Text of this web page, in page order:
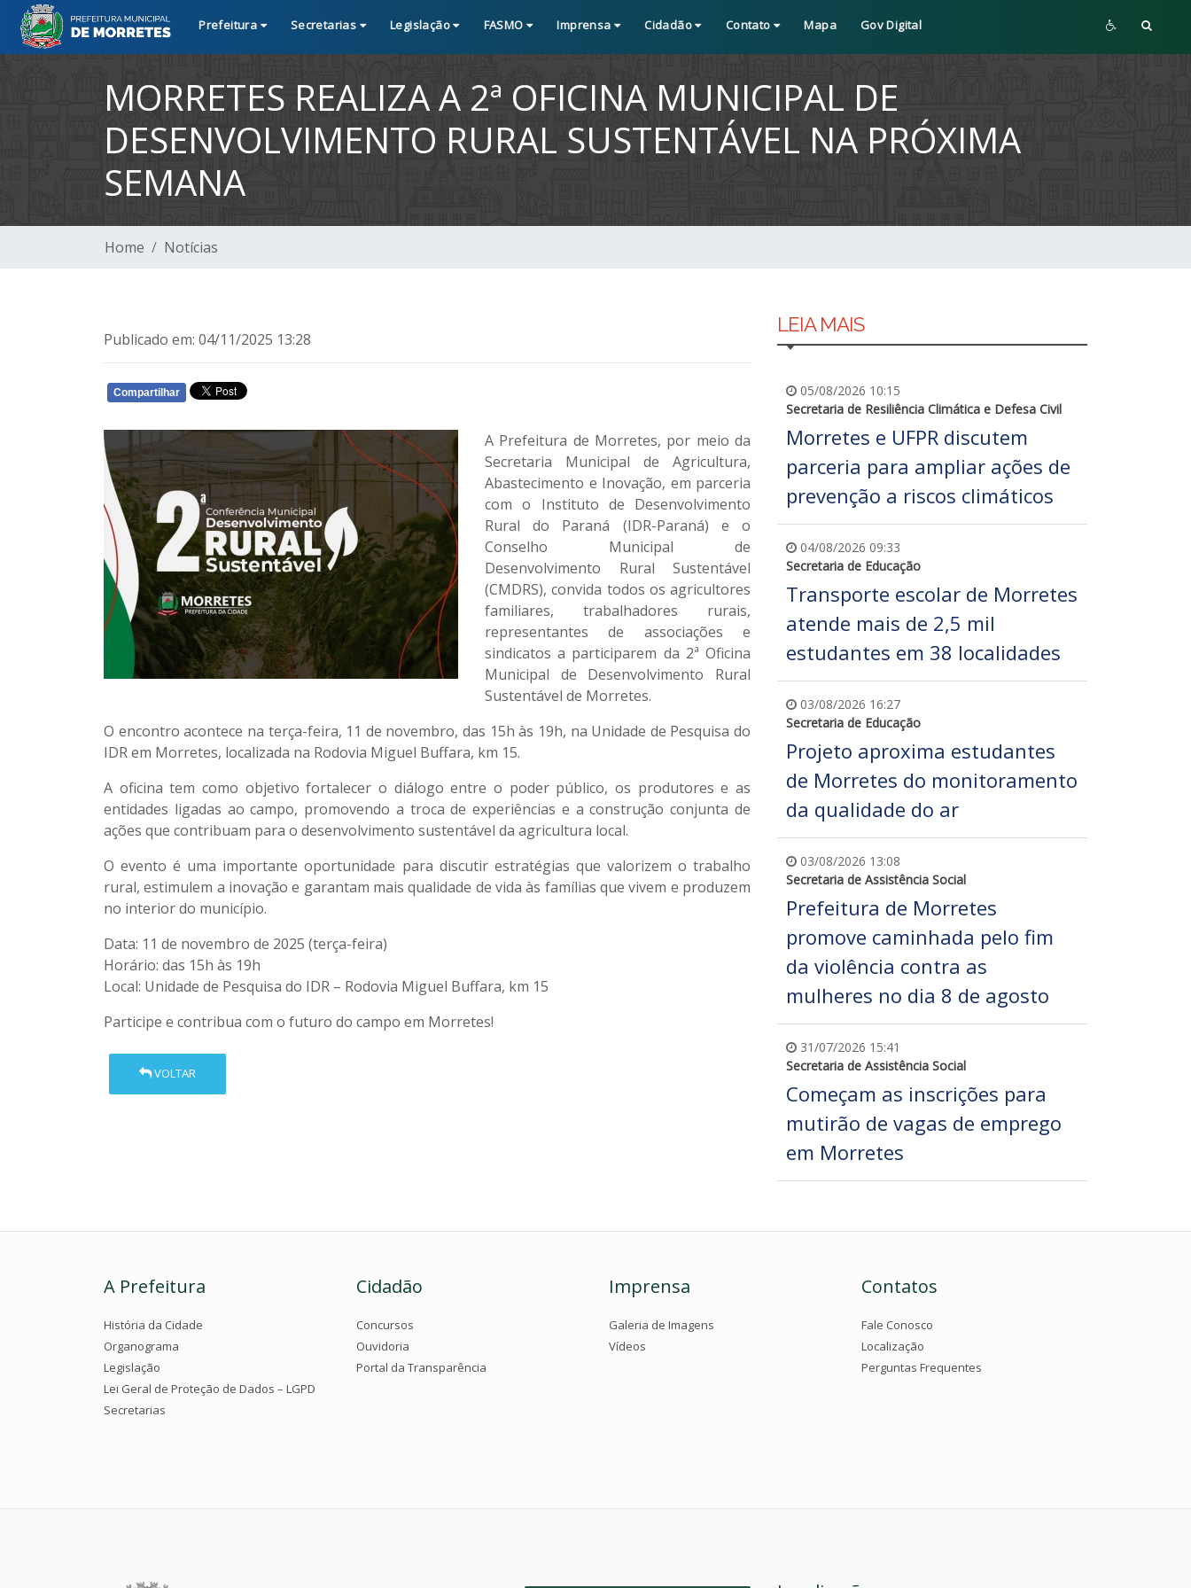
Prefeitura Secretarias Legislação FASMO Imprensa Cidadão Contato Mapa Gov Digital
MORRETES REALIZA A 2ª OFICINA MUNICIPAL DE
DESENVOLVIMENTO RURAL SUSTENTÁVEL NA PRÓXIMA
SEMANA
Home Notícias
Publicado em: 04/11/2025 13:28
Compartilhar
A Prefeitura de Morretes, por meio da
Secretaria Municipal de Agricultura,
Abastecimento e Inovação, em parceria
com o Instituto de Desenvolvimento
Rural do Paraná (IDR-Paraná) e o
Conselho Municipal de
Desenvolvimento Rural Sustentável
(CMDRS), convida todos os agricultores
familiares, trabalhadores rurais,
representantes de associações e
sindicatos a participarem da 2ª Oficina
Municipal de Desenvolvimento Rural
Sustentável de Morretes.
O encontro acontece na terça-feira, 11 de novembro, das 15h às 19h, na Unidade de Pesquisa do
IDR em Morretes, localizada na Rodovia Miguel Buffara, km 15.
A oficina tem como objetivo fortalecer o diálogo entre o poder público, os produtores e as
entidades ligadas ao campo, promovendo a troca de experiências e a construção conjunta de
ações que contribuam para o desenvolvimento sustentável da agricultura local.
O evento é uma importante oportunidade para discutir estratégias que valorizem o trabalho
rural, estimulem a inovação e garantam mais qualidade de vida às famílias que vivem e produzem
no interior do município.
Data: 11 de novembro de 2025 (terça-feira)
Horário: das 15h às 19h
Local: Unidade de Pesquisa do IDR – Rodovia Miguel Buffara, km 15
Participe e contribua com o futuro do campo em Morretes!
VOLTAR
LEIA MAIS
05/08/2026 10:15
Secretaria de Resiliência Climática e Defesa Civil
Morretes e UFPR discutem
parceria para ampliar ações de
prevenção a riscos climáticos
04/08/2026 09:33
Secretaria de Educação
Transporte escolar de Morretes
atende mais de 2,5 mil
estudantes em 38 localidades
03/08/2026 16:27
Secretaria de Educação
Projeto aproxima estudantes
de Morretes do monitoramento
da qualidade do ar
03/08/2026 13:08
Secretaria de Assistência Social
Prefeitura de Morretes
promove caminhada pelo fim
da violência contra as
mulheres no dia 8 de agosto
31/07/2026 15:41
Secretaria de Assistência Social
Começam as inscrições para
mutirão de vagas de emprego
em Morretes
A Prefeitura
História da Cidade
Organograma
Legislação
Lei Geral de Proteção de Dados – LGPD
Secretarias
Cidadão
Concursos
Ouvidoria
Portal da Transparência
Imprensa
Galeria de Imagens
Vídeos
Contatos
Fale Conosco
Localização
Perguntas Frequentes